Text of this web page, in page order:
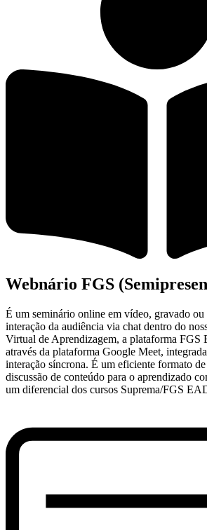
Webnário FGS
É um seminário online em vídeo, gravado
interação da audiência via chat dentro do
Virtual de Aprendizagem, a plataforma
através da plataforma Google Meet,
interação síncrona. É um eficiente formato de
discussão de conteúdo para o aprendizado
um diferencial dos cursos Suprema/FGS